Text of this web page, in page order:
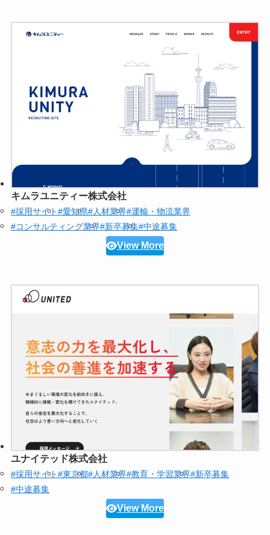
キムラユニティー株式会社
#採用サイト#愛知県#人材業界#運輸・物流業界
#コンサルティング業界#新卒募集#中途募集
View More
ユナイテッド株式会社
#採用サイト#東京都#人材業界#教育・学習業界#新卒募集
#中途募集
View More